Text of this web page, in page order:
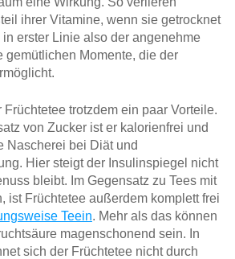
ihrer Vitamine, wenn sie getrocknet
erster Linie also der angenehme
gemütlichen Momente, die der
trotzdem ein paar Vorteile.
von Zucker ist er kalorienfrei und
Nascherei bei Diät und
Hier steigt der Insulinspiegel nicht
bleibt. Im Gegensatz zu Tees mit
ist Früchtetee außerdem komplett frei
Teein. Mehr als das können
magenschonend sein. In
sich der Früchtetee nicht durch